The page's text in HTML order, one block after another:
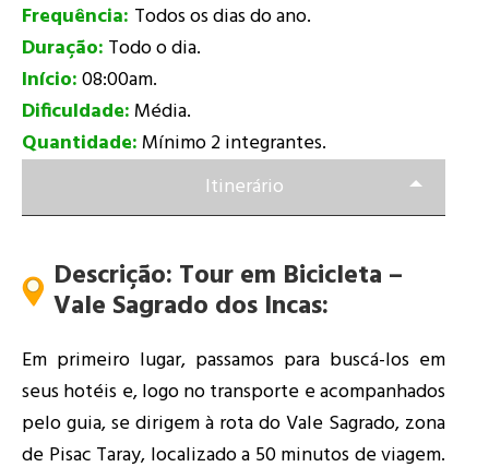
Frequência: Todos os dias do ano.
Duração: Todo o dia.
Início:08:00am.
Dificuldade:Média.
Quantidade:Mínimo 2 integrantes.
Itinerário
Descrição: Tour em Bicicleta –
Vale Sagrado dos Incas:
Em primeiro lugar, passamos para buscá-los em
seus hotéis e, logo no transporte e acompanhados
pelo guia, se dirigem à rota do Vale Sagrado, zona
de Pisac Taray, localizado a 50 minutos de viagem.